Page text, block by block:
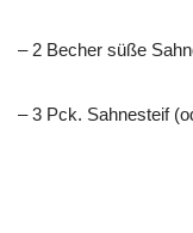
– 2 Becher süße
– 3 Pck. Sahnesteif